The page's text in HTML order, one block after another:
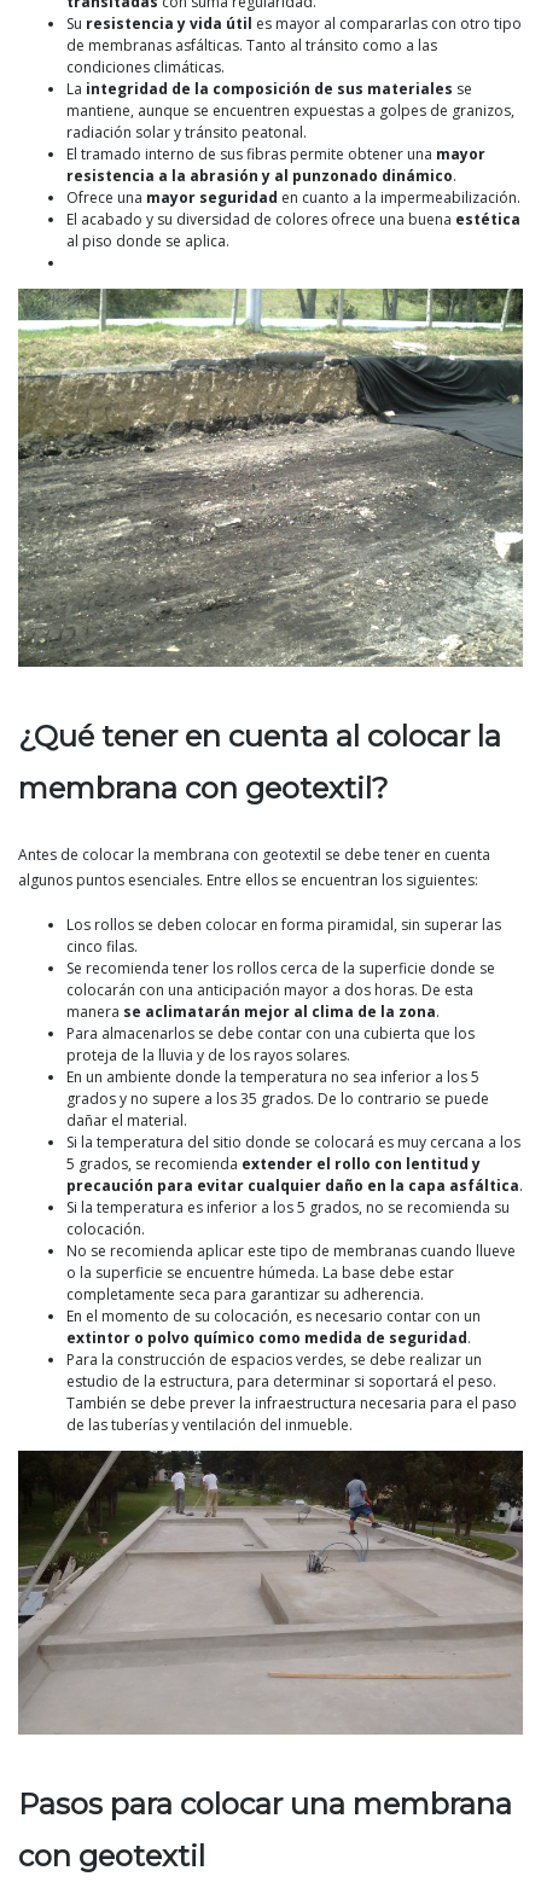
Su resistencia y vida útil es mayor al compararlas con otro tipo
de membranas asfálticas. Tanto al tránsito como a las
condiciones climáticas.
La integridad de la composición de sus materiales se
mantiene, aunque se encuentren expuestas a golpes de granizos,
radiación solar y tránsito peatonal.
El tramado interno de sus fibras permite obtener una mayor
resistencia a la abrasión y al punzonado dinámico.
Ofrece una mayor seguridad en cuanto a la impermeabilización.
El acabado y su diversidad de colores ofrece una buena estética
al piso donde se aplica.
¿Qué tener en cuenta al colocar la
membrana con geotextil?
Antes de colocar la membrana con geotextil se debe tener en cuenta
algunos puntos esenciales. Entre ellos se encuentran los siguientes:
Los rollos se deben colocar en forma piramidal, sin superar las
cinco filas.
Se recomienda tener los rollos cerca de la superficie donde se
colocarán con una anticipación mayor a dos horas. De esta
manera se aclimatarán mejor al clima de la zona.
Para almacenarlos se debe contar con una cubierta que los
proteja de la lluvia y de los rayos solares.
En un ambiente donde la temperatura no sea inferior a los 5
grados y no supere a los 35 grados. De lo contrario se puede
dañar el material.
Si la temperatura del sitio donde se colocará es muy cercana a los
5 grados, se recomienda extender el rollo con lentitud y
precaución para evitar cualquier daño en la capa asfáltica.
Si la temperatura es inferior a los 5 grados, no se recomienda su
colocación.
No se recomienda aplicar este tipo de membranas cuando llueve
o la superficie se encuentre húmeda. La base debe estar
completamente seca para garantizar su adherencia.
En el momento de su colocación, es necesario contar con un
extintor o polvo químico como medida de seguridad.
Para la construcción de espacios verdes, se debe realizar un
estudio de la estructura, para determinar si soportará el peso.
También se debe prever la infraestructura necesaria para el paso
de las tuberías y ventilación del inmueble.
Pasos para colocar una membrana
con geotextil